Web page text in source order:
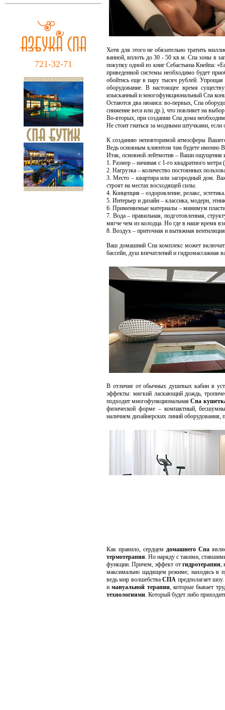
721-32-71
Хотя для этого не обязательно тратить
ванной, вплоть до 30 - 50 кв.м. Спа зоны в
покупку одной из книг Себастьяна Кнейпа:
приведенной системы необходимо будет
обойтись еще в пару тысяч рублей. Упрощая
оборудование. В настоящее время
изысканный и многофункциональный Спа
Остаются два нюанса: во-первых, Спа
снижение веса или др.), что повлияет на
Во-вторых, при создании Спа дома
Не стоит гнаться за модными штучками, если
К созданию неповторимой атмосферы
Ведь основным клиентом там будете именно
Итак, основной лейтмотив – Ваши ощущения
1. Размер – начиная с 1-го квадратного
2. Нагрузка – количество постоянных
3. Место – квартира или загородный дом.
строят на местах восходящей силы.
4. Концепция – оздоровление, релакс,
5. Интерьер и дизайн – классика, модерн,
6. Применяемые материалы – минимум
7. Вода – правильная, подготовленная,
мягче чем из колодца. Но где в наше время
8. Воздух – приточная и вытяжная
Ваш домашний Спа комплекс может
бассейн, душ впечатлений и гидромассажная
В отличие от обычных душевых кабин в
эффекты: мягкий ласкающий дождь,
подходит многофункциональнаяСпа
физической форме – компактный,
наличием дизайнерских линий
Как правило, сердцем домашнего Спа
термотерапия. Но наряду с такими,
функции. Причем, эффект от гидротерапии,
максимально щадящем режиме, находясь в
ведь мир волшебстваСПА предполагает
имануальной терапии, которые бывает
технологиями. Который будет либо